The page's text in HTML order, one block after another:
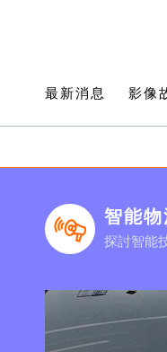
最新消息 影像
智能物
探討智能